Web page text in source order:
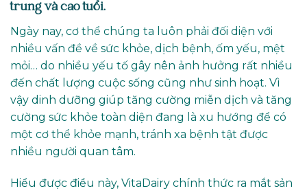
trung và cao tuổi.
Ngày nay, cơ thể chúng ta luôn phải đối diện với
nhiều vấn đề về sức khỏe, dịch bệnh, ốm yếu, mệt
mỏi… do nhiều yếu tố gây nên ảnh hưởng rất nhiều
đến chất lượng cuộc sống cũng như sinh hoạt. Vì
vậy dinh dưỡng giúp tăng cường miễn dịch và tăng
cường sức khỏe toàn diện đang là xu hướng để có
một cơ thể khỏe mạnh, tránh xa bệnh tật được
nhiều người quan tâm.
Hiểu được điều này, VitaDairy chính thức ra mắt sản